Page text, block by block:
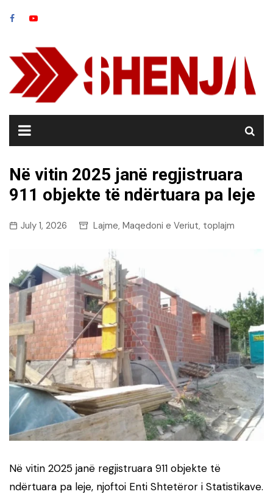
Në vitin 2025 janë regjistruara
911 objekte të ndërtuara pa leje
July 1, 2026 Lajme, Maqedoni e Veriut, toplajm
Në vitin 2025 janë regjistruara 911 objekte të
ndërtuara pa leje, njoftoi Enti Shtetëror i Statistikave.